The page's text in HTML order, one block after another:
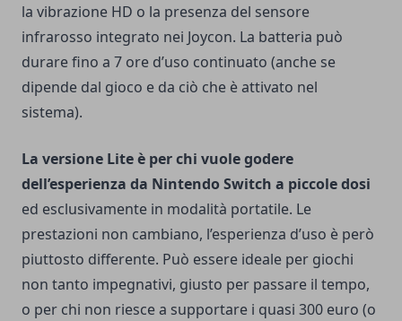
la vibrazione HD o la presenza del sensore
infrarosso integrato nei Joycon. La batteria può
durare fino a 7 ore d’uso continuato (anche se
dipende dal gioco e da ciò che è attivato nel
sistema).
La versione Lite è per chi vuole godere
dell’esperienza da Nintendo Switch a piccole dosi
ed esclusivamente in modalità portatile. Le
prestazioni non cambiano, l’esperienza d’uso è però
piuttosto differente. Può essere ideale per giochi
non tanto impegnativi, giusto per passare il tempo,
o per chi non riesce a supportare i quasi 300 euro (o